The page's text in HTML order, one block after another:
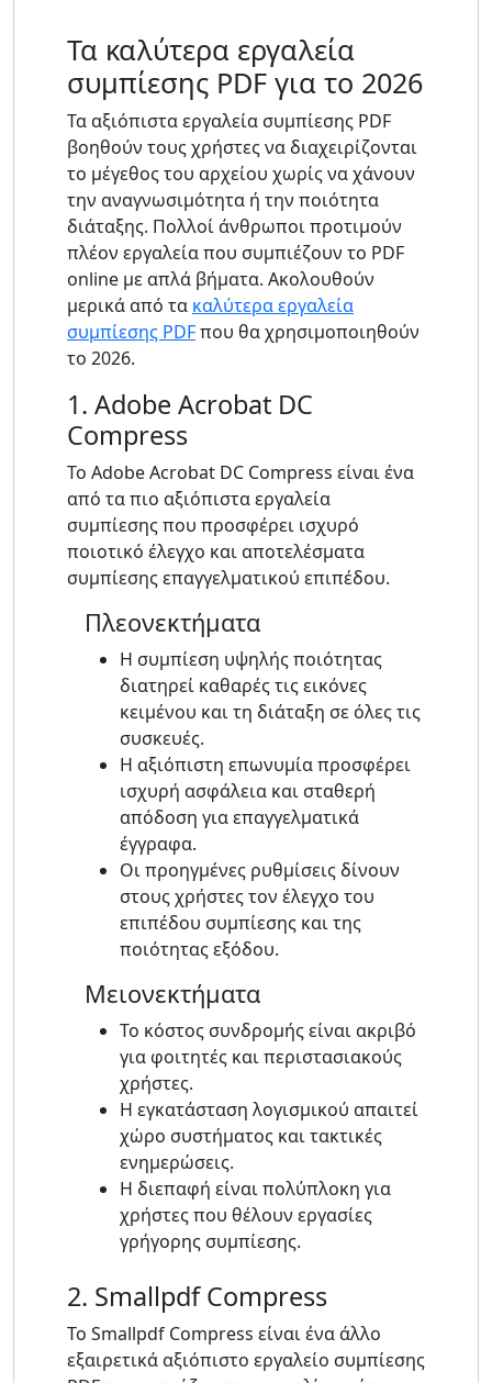
Τα καλύτερα εργαλεία
συμπίεσης PDF για το 2026
Τα αξιόπιστα εργαλεία συμπίεσης PDF
βοηθούν τους χρήστες να διαχειρίζονται
το μέγεθος του αρχείου χωρίς να χάνουν
την αναγνωσιμότητα ή την ποιότητα
διάταξης. Πολλοί άνθρωποι προτιμούν
πλέον εργαλεία που συμπιέζουν το PDF
online με απλά βήματα. Ακολουθούν
μερικά από τα καλύτερα εργαλεία
συμπίεσης PDFπου θα χρησιμοποιηθούν
το 2026.
1. Adobe Acrobat DC
Compress
Το Adobe Acrobat DC Compress είναι ένα
από τα πιο αξιόπιστα εργαλεία
συμπίεσης που προσφέρει ισχυρό
ποιοτικό έλεγχο και αποτελέσματα
συμπίεσης επαγγελματικού επιπέδου.
Πλεονεκτήματα
Η συμπίεση υψηλής ποιότητας
διατηρεί καθαρές τις εικόνες
κειμένου και τη διάταξη σε όλες τις
συσκευές.
Η αξιόπιστη επωνυμία προσφέρει
ισχυρή ασφάλεια και σταθερή
απόδοση για επαγγελματικά
έγγραφα.
Οι προηγμένες ρυθμίσεις δίνουν
στους χρήστες τον έλεγχο του
επιπέδου συμπίεσης και της
ποιότητας εξόδου.
Μειονεκτήματα
Το κόστος συνδρομής είναι ακριβό
για φοιτητές και περιστασιακούς
χρήστες.
Η εγκατάσταση λογισμικού απαιτεί
χώρο συστήματος και τακτικές
ενημερώσεις.
Η διεπαφή είναι πολύπλοκη για
χρήστες που θέλουν εργασίες
γρήγορης συμπίεσης.
2. Smallpdf Compress
Το Smallpdf Compress είναι ένα άλλο
εξαιρετικά αξιόπιστο εργαλείο συμπίεσης